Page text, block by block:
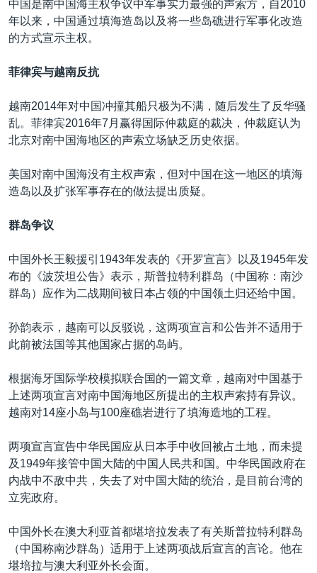
中国是南中国海主权争议中军事实力最强的声索方，自2010
年以来，中国通过填海造岛以及将一些岛礁进行军事化改造
的方式宣示主权。
菲律宾与越南反抗
越南2014年对中国冲撞其船只极为不满，随后发生了反华骚
乱。菲律宾2016年7月赢得国际仲裁庭的裁决，仲裁庭认为
北京对南中国海地区的声索立场缺乏历史依据。
美国对南中国海没有主权声索，但对中国在这一地区的填海
造岛以及扩张军事存在的做法提出质疑。
群岛争议
中国外长王毅援引1943年发表的《开罗宣言》以及1945年发
布的《波茨坦公告》表示，斯普拉特利群岛（中国称：南沙
群岛）应作为二战期间被日本占领的中国领土归还给中国。
孙韵表示，越南可以反驳说，这两项宣言和公告并不适用于
此前被法国等其他国家占据的岛屿。
根据海牙国际学校模拟联合国的一篇文章，越南对中国基于
上述两项宣言对南中国海地区所提出的主权声索持有异议。
越南对14座小岛与100座礁岩进行了填海造地的工程。
两项宣言宣告中华民国应从日本手中收回被占土地，而未提
及1949年接管中国大陆的中国人民共和国。中华民国政府在
内战中不敌中共，失去了对中国大陆的统治，是目前台湾的
立宪政府。
中国外长在澳大利亚首都堪培拉发表了有关斯普拉特利群岛
（中国称南沙群岛）适用于上述两项战后宣言的言论。他在
堪培拉与澳大利亚外长会面。